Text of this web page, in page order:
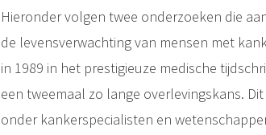
Hieronder volgen twee onderzoeken die
de levensverwachting van mensen met
in 1989 in het prestigieuze medische
een tweemaal zo lange overlevingskans.
onder kankerspecialisten en